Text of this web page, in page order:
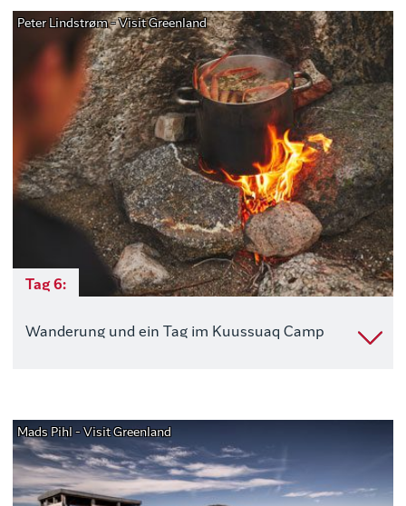
Peter Lindstrøm - Visit Greenland
Tag 6:
Wanderung und ein Tag im Kuussuaq Camp
Mads Pihl - Visit Greenland